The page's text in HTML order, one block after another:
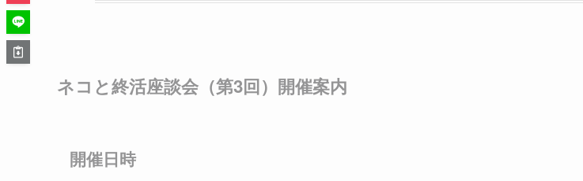
ネコと終活座談会（第3回）開催案内
開催日時